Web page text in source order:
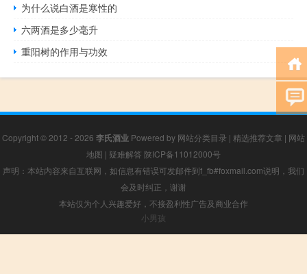
为什么说白酒是寒性的
六两酒是多少毫升
重阳树的作用与功效
Copyright © 2012 - 2026 李氏酒业 Powered by 网站分类目录 | 精选推荐文章 | 网站
地图 | 疑难解答 陕ICP备11012000号
声明：本站内容来自互联网，如信息有错误可发邮件到f_fb#foxmail.com说明，我们
会及时纠正，谢谢
本站仅为个人兴趣爱好，不接盈利性广告及商业合作
小男孩